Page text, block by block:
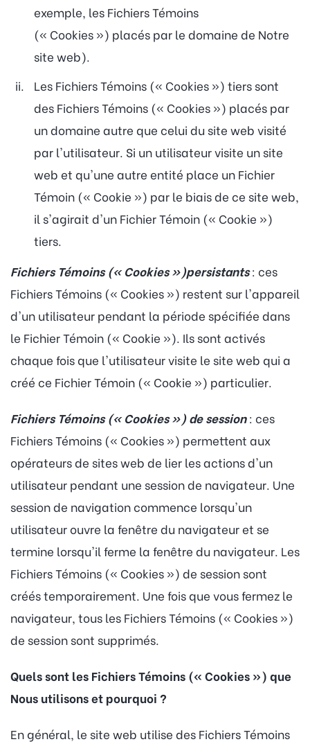
exemple, les Fichiers Témoins
(« Cookies ») placés par le domaine de Notre
site web).
Les Fichiers Témoins (« Cookies ») tiers sont
des Fichiers Témoins (« Cookies ») placés par
un domaine autre que celui du site web visité
par l'utilisateur. Si un utilisateur visite un site
web et qu'une autre entité place un Fichier
Témoin (« Cookie ») par le biais de ce site web,
il s'agirait d'un Fichier Témoin (« Cookie »)
tiers.
Fichiers Témoins (« Cookies »)persistants: ces
Fichiers Témoins (« Cookies ») restent sur l'appareil
d'un utilisateur pendant la période spécifiée dans
le Fichier Témoin (« Cookie »). Ils sont activés
chaque fois que l'utilisateur visite le site web qui a
créé ce Fichier Témoin (« Cookie ») particulier.
Fichiers Témoins (« Cookies ») de session: ces
Fichiers Témoins (« Cookies ») permettent aux
opérateurs de sites web de lier les actions d'un
utilisateur pendant une session de navigateur. Une
session de navigation commence lorsqu'un
utilisateur ouvre la fenêtre du navigateur et se
termine lorsqu'il ferme la fenêtre du navigateur. Les
Fichiers Témoins (« Cookies ») de session sont
créés temporairement. Une fois que vous fermez le
navigateur, tous les Fichiers Témoins (« Cookies »)
de session sont supprimés.
Quels sont les Fichiers Témoins (« Cookies ») que
Nous utilisons et pourquoi ?
En général, le site web utilise des Fichiers Témoins